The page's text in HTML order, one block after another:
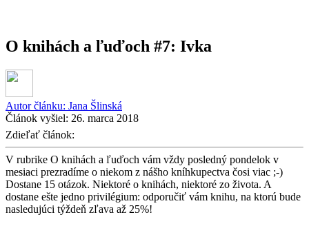
O knihách a ľuďoch #7: Ivka
Autor článku: Jana Šlinská
Článok vyšiel: 26. marca 2018
Zdieľať článok:
V rubrike O knihách a ľuďoch vám vždy posledný pondelok v
mesiaci prezradíme o niekom z nášho kníhkupectva čosi viac ;-)
Dostane 15 otázok. Niektoré o knihách, niektoré zo života. A
dostane ešte jedno privilégium: odporučiť vám knihu, na ktorú bude
nasledujúci týždeň zľava až 25%!